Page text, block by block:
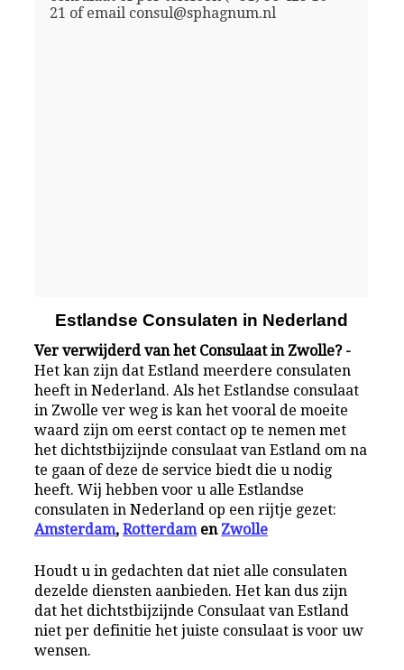
21 of email consul@sphagnum.nl
Estlandse Consulaten in Nederland
Ver verwijderd van het Consulaat in Zwolle? -
Het kan zijn dat Estland meerdere consulaten
heeft in Nederland. Als het Estlandse consulaat
in Zwolle ver weg is kan het vooral de moeite
waard zijn om eerst contact op te nemen met
het dichtstbijzijnde consulaat van Estland om na
te gaan of deze de service biedt die u nodig
heeft. Wij hebben voor u alle Estlandse
consulaten in Nederland op een rijtje gezet:
Amsterdam,Rotterdamen Zwolle
Houdt u in gedachten dat niet alle consulaten
dezelde diensten aanbieden. Het kan dus zijn
dat het dichtstbijzijnde Consulaat van Estland
niet per definitie het juiste consulaat is voor uw
wensen.